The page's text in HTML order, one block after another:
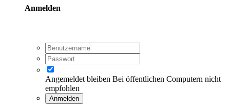
Anmelden
Angemeldet bleiben Bei öffentlichen Computern nicht
empfohlen
Anmelden